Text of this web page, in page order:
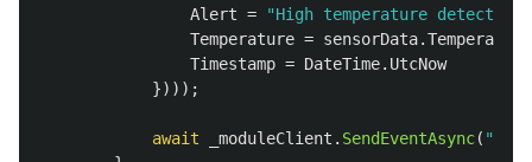
Alert = "High temperature detected"
Temperature = sensorData.Temperature
Timestamp = DateTime. UtcNow
})));
await _moduleClient . SendEventAsync(